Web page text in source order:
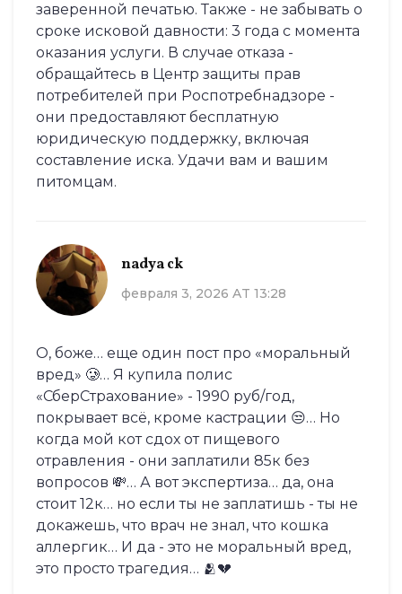
заверенной печатью. Также - не забывать о
сроке исковой давности: 3 года с момента
оказания услуги. В случае отказа -
обращайтесь в Центр защиты прав
потребителей при Роспотребнадзоре -
они предоставляют бесплатную
юридическую поддержку, включая
составление иска. Удачи вам и вашим
питомцам.
nadya ck
февраля 3, 2026 AT 13:28
О, боже… еще один пост про «моральный
вред» 🥲… Я купила полис
«СберСтрахование» - 1990 руб/год,
покрывает всё, кроме кастрации 😒… Но
когда мой кот сдох от пищевого
отравления - они заплатили 85к без
вопросов 💸… А вот экспертиза… да, она
стоит 12к… но если ты не заплатишь - ты не
докажешь, что врач не знал, что кошка
аллергик… И да - это не моральный вред,
это просто трагедия… 🫂💔